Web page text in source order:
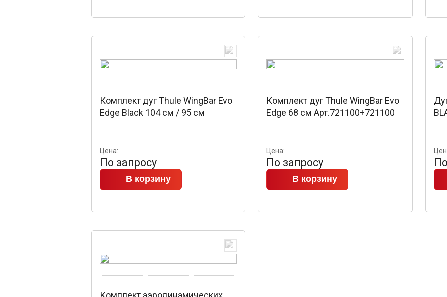
Комплект дуг Thule WingBar Evo
Edge Black 104 см / 95 см
Цена:
По запросу
В корзину
Комплект дуг Thule WingBar Evo
Edge 68 см Арт.721100+721100
Цена:
По запросу
В корзину
Комплект аэродинамических